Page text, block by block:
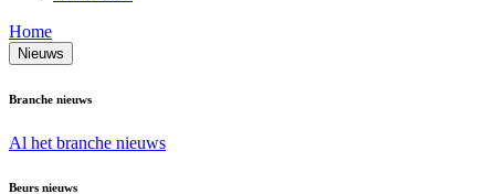
Home
Nieuws
Branche nieuws
Al het branche nieuws
Beurs nieuws